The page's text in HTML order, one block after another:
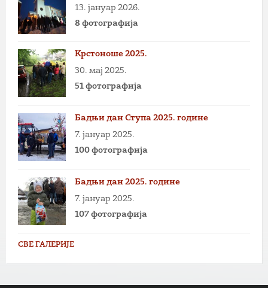
13. јануар 2026.
8 фотографија
Крстоноше 2025.
30. мај 2025.
51 фотографија
Бадњи дан Ступа 2025. године
7. јануар 2025.
100 фотографија
Бадњи дан 2025. године
7. јануар 2025.
107 фотографија
СВЕ ГАЛЕРИЈЕ